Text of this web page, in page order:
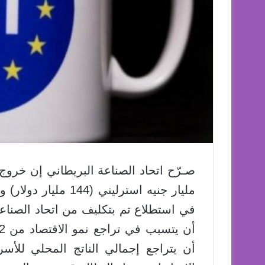
في استطلاع تم بتكليف من اتحاد